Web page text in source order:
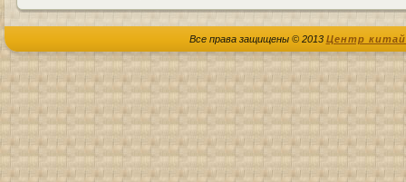
Все права защищены © 2013 Центр